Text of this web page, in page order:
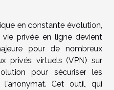
en constante évolution,
privée en ligne devient
pour de nombreux
privés virtuels (VPN) sur
pour sécuriser les
l'anonymat. Cet outil, qui